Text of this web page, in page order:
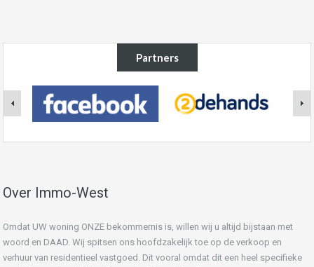
Partners
Over Immo-West
Omdat UW woning ONZE bekommernis is, willen wij u altijd bijstaan met
woord en DAAD. Wij spitsen ons hoofdzakelijk toe op de verkoop en
verhuur van residentieel vastgoed. Dit vooral omdat dit een heel specifieke